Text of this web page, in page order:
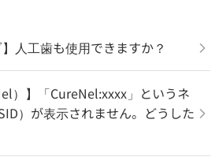
】人工歯も使用できますか？
）】「CureNel:xxxx」というネ
）が表示されません。どうした